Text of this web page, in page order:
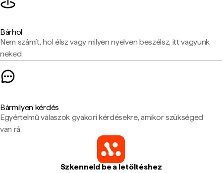
Bárhol
Nem számít, hol élsz vagy milyen nyelven beszélsz, itt vagyunk
neked.
Bármilyen kérdés
Egyértelmű válaszok gyakori kérdésekre, amikor szükséged
van rá.
Szkenneld be a letöltéshez